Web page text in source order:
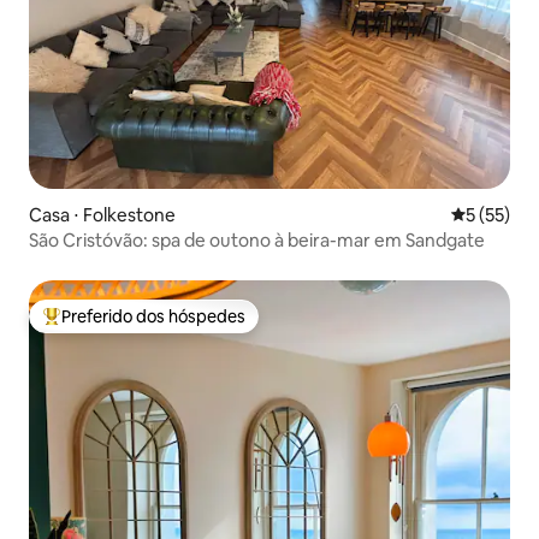
Casa ⋅ Folkestone 5 de uma
5 (55)
São Cristóvão: spa de outono à beira-mar em Sandgate
Entre os melhores preferidos dos hóspedes
Preferido dos hóspedes